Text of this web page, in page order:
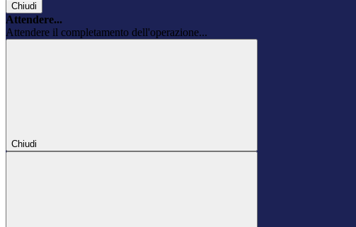
Chiudi
Attendere...
Attendere il completamento dell'operazione...
Chiudi